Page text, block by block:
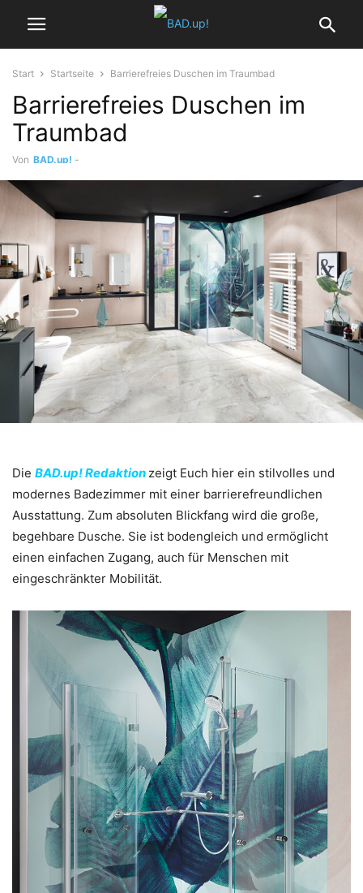
Start Startseite Barrierefreies Duschen im Traumbad
Barrierefreies Duschen im
Traumbad
Von BAD.up! -
Die BAD.up! Redaktion zeigt Euch hier ein stilvolles und
modernes Badezimmer mit einer barrierefreundlichen
Ausstattung. Zum absoluten Blickfang wird die große,
begehbare Dusche. Sie ist bodengleich und ermöglicht
einen einfachen Zugang, auch für Menschen mit
eingeschränkter Mobilität.